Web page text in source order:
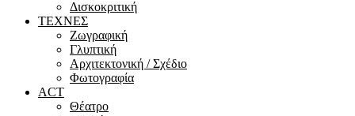
Δισκοκριτική
ΤΕΧΝΕΣ
Ζωγραφική
Γλυπτική
Αρχιτεκτονική / Σχέδιο
Φωτογραφία
ACT
Θέατρο